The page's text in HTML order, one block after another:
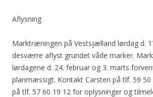
Aflysning
Marktræningen på Vestsjælland lørdag d.
desværre aflyst grundet våde marker.
lørdagene d. 24. februar og 3. marts
planmæssigt. Kontakt Carsten på tlf. 59 50
på tlf. 57 60 19 12 for oplysninger og